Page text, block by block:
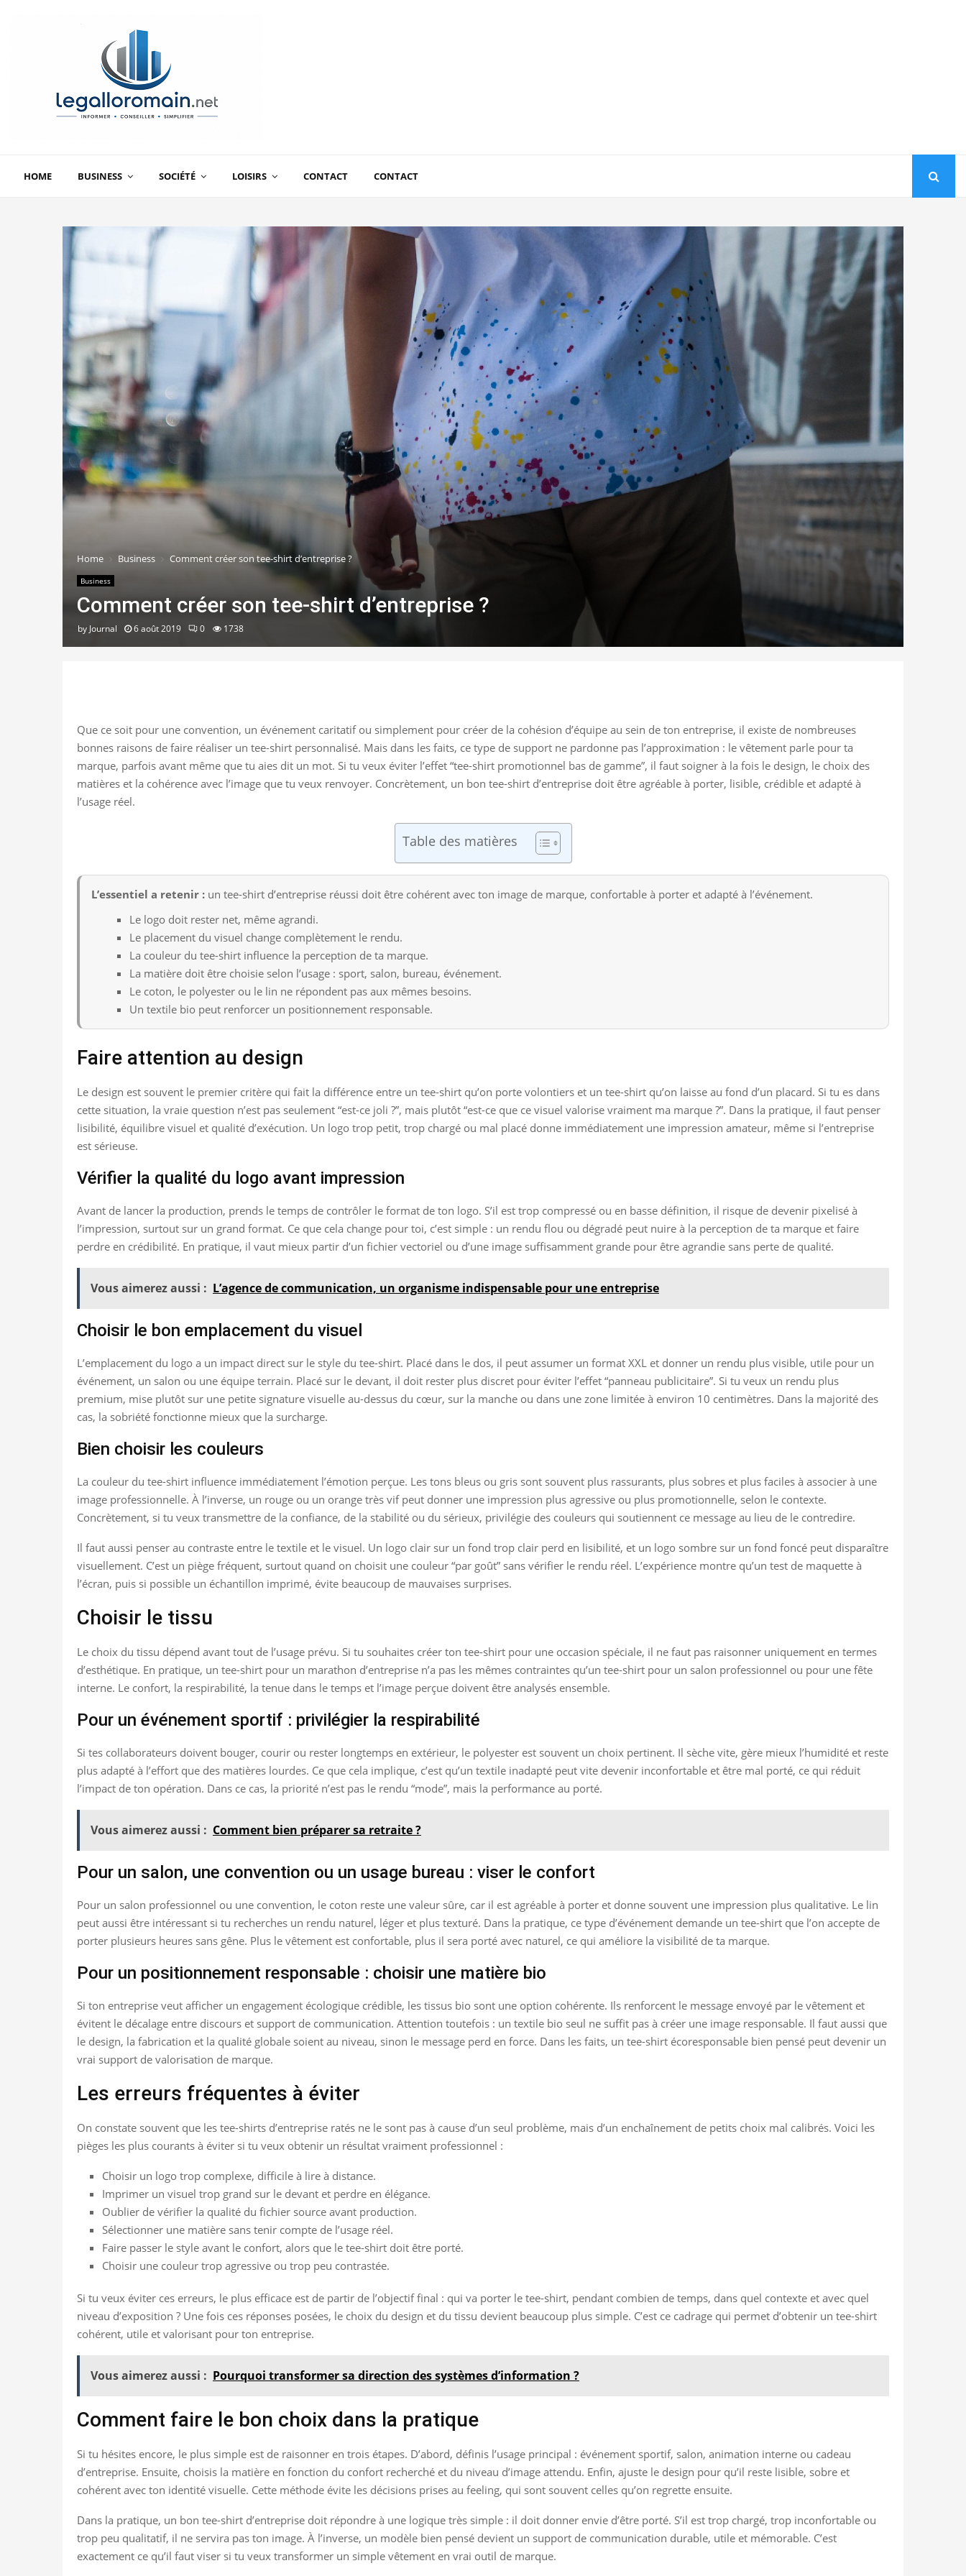
HOME BUSINESS SOCIÉTÉ LOISIRS CONTACT CONTACT
Home Business Comment créer son tee-shirt d’entreprise ?
Business
Comment créer son tee-shirt d’entreprise ?
by Journal 6 août 2019 0 1738
Que ce soit pour une convention, un événement caritatif ou simplement pour créer de la cohésion d’équipe au sein de ton entreprise, il existe de nombreuses
bonnes raisons de faire réaliser un tee-shirt personnalisé. Mais dans les faits, ce type de support ne pardonne pas l’approximation : le vêtement parle pour ta
marque, parfois avant même que tu aies dit un mot. Si tu veux éviter l’effet “tee-shirt promotionnel bas de gamme”, il faut soigner à la fois le design, le choix des
matières et la cohérence avec l’image que tu veux renvoyer. Concrètement, un bon tee-shirt d’entreprise doit être agréable à porter, lisible, crédible et adapté à
l’usage réel.
Table des matières
L’essentiel a retenir : un tee-shirt d’entreprise réussi doit être cohérent avec ton image de marque, confortable à porter et adapté à l’événement.
Le logo doit rester net, même agrandi.
Le placement du visuel change complètement le rendu.
La couleur du tee-shirt influence la perception de ta marque.
La matière doit être choisie selon l’usage : sport, salon, bureau, événement.
Le coton, le polyester ou le lin ne répondent pas aux mêmes besoins.
Un textile bio peut renforcer un positionnement responsable.
Faire attention au design
Le design est souvent le premier critère qui fait la différence entre un tee-shirt qu’on porte volontiers et un tee-shirt qu’on laisse au fond d’un placard. Si tu es dans
cette situation, la vraie question n’est pas seulement “est-ce joli ?”, mais plutôt “est-ce que ce visuel valorise vraiment ma marque ?”. Dans la pratique, il faut penser
lisibilité, équilibre visuel et qualité d’exécution. Un logo trop petit, trop chargé ou mal placé donne immédiatement une impression amateur, même si l’entreprise
est sérieuse.
Vérifier la qualité du logo avant impression
Avant de lancer la production, prends le temps de contrôler le format de ton logo. S’il est trop compressé ou en basse définition, il risque de devenir pixelisé à
l’impression, surtout sur un grand format. Ce que cela change pour toi, c’est simple : un rendu flou ou dégradé peut nuire à la perception de ta marque et faire
perdre en crédibilité. En pratique, il vaut mieux partir d’un fichier vectoriel ou d’une image suffisamment grande pour être agrandie sans perte de qualité.
Vous aimerez aussi : L’agence de communication, un organisme indispensable pour une entreprise
Choisir le bon emplacement du visuel
L’emplacement du logo a un impact direct sur le style du tee-shirt. Placé dans le dos, il peut assumer un format XXL et donner un rendu plus visible, utile pour un
événement, un salon ou une équipe terrain. Placé sur le devant, il doit rester plus discret pour éviter l’effet “panneau publicitaire”. Si tu veux un rendu plus
premium, mise plutôt sur une petite signature visuelle au-dessus du cœur, sur la manche ou dans une zone limitée à environ 10 centimètres. Dans la majorité des
cas, la sobriété fonctionne mieux que la surcharge.
Bien choisir les couleurs
La couleur du tee-shirt influence immédiatement l’émotion perçue. Les tons bleus ou gris sont souvent plus rassurants, plus sobres et plus faciles à associer à une
image professionnelle. À l’inverse, un rouge ou un orange très vif peut donner une impression plus agressive ou plus promotionnelle, selon le contexte.
Concrètement, si tu veux transmettre de la confiance, de la stabilité ou du sérieux, privilégie des couleurs qui soutiennent ce message au lieu de le contredire.
Il faut aussi penser au contraste entre le textile et le visuel. Un logo clair sur un fond trop clair perd en lisibilité, et un logo sombre sur un fond foncé peut disparaître
visuellement. C’est un piège fréquent, surtout quand on choisit une couleur “par goût” sans vérifier le rendu réel. L’expérience montre qu’un test de maquette à
l’écran, puis si possible un échantillon imprimé, évite beaucoup de mauvaises surprises.
Choisir le tissu
Le choix du tissu dépend avant tout de l’usage prévu. Si tu souhaites créer ton tee-shirt pour une occasion spéciale, il ne faut pas raisonner uniquement en termes
d’esthétique. En pratique, un tee-shirt pour un marathon d’entreprise n’a pas les mêmes contraintes qu’un tee-shirt pour un salon professionnel ou pour une fête
interne. Le confort, la respirabilité, la tenue dans le temps et l’image perçue doivent être analysés ensemble.
Pour un événement sportif : privilégier la respirabilité
Si tes collaborateurs doivent bouger, courir ou rester longtemps en extérieur, le polyester est souvent un choix pertinent. Il sèche vite, gère mieux l’humidité et reste
plus adapté à l’effort que des matières lourdes. Ce que cela implique, c’est qu’un textile inadapté peut vite devenir inconfortable et être mal porté, ce qui réduit
l’impact de ton opération. Dans ce cas, la priorité n’est pas le rendu “mode”, mais la performance au porté.
Vous aimerez aussi : Comment bien préparer sa retraite ?
Pour un salon, une convention ou un usage bureau : viser le confort
Pour un salon professionnel ou une convention, le coton reste une valeur sûre, car il est agréable à porter et donne souvent une impression plus qualitative. Le lin
peut aussi être intéressant si tu recherches un rendu naturel, léger et plus texturé. Dans la pratique, ce type d’événement demande un tee-shirt que l’on accepte de
porter plusieurs heures sans gêne. Plus le vêtement est confortable, plus il sera porté avec naturel, ce qui améliore la visibilité de ta marque.
Pour un positionnement responsable : choisir une matière bio
Si ton entreprise veut afficher un engagement écologique crédible, les tissus bio sont une option cohérente. Ils renforcent le message envoyé par le vêtement et
évitent le décalage entre discours et support de communication. Attention toutefois : un textile bio seul ne suffit pas à créer une image responsable. Il faut aussi que
le design, la fabrication et la qualité globale soient au niveau, sinon le message perd en force. Dans les faits, un tee-shirt écoresponsable bien pensé peut devenir un
vrai support de valorisation de marque.
Les erreurs fréquentes à éviter
On constate souvent que les tee-shirts d’entreprise ratés ne le sont pas à cause d’un seul problème, mais d’un enchaînement de petits choix mal calibrés. Voici les
pièges les plus courants à éviter si tu veux obtenir un résultat vraiment professionnel :
Choisir un logo trop complexe, difficile à lire à distance.
Imprimer un visuel trop grand sur le devant et perdre en élégance.
Oublier de vérifier la qualité du fichier source avant production.
Sélectionner une matière sans tenir compte de l’usage réel.
Faire passer le style avant le confort, alors que le tee-shirt doit être porté.
Choisir une couleur trop agressive ou trop peu contrastée.
Si tu veux éviter ces erreurs, le plus efficace est de partir de l’objectif final : qui va porter le tee-shirt, pendant combien de temps, dans quel contexte et avec quel
niveau d’exposition ? Une fois ces réponses posées, le choix du design et du tissu devient beaucoup plus simple. C’est ce cadrage qui permet d’obtenir un tee-shirt
cohérent, utile et valorisant pour ton entreprise.
Vous aimerez aussi : Pourquoi transformer sa direction des systèmes d’information ?
Comment faire le bon choix dans la pratique
Si tu hésites encore, le plus simple est de raisonner en trois étapes. D’abord, définis l’usage principal : événement sportif, salon, animation interne ou cadeau
d’entreprise. Ensuite, choisis la matière en fonction du confort recherché et du niveau d’image attendu. Enfin, ajuste le design pour qu’il reste lisible, sobre et
cohérent avec ton identité visuelle. Cette méthode évite les décisions prises au feeling, qui sont souvent celles qu’on regrette ensuite.
Dans la pratique, un bon tee-shirt d’entreprise doit répondre à une logique très simple : il doit donner envie d’être porté. S’il est trop chargé, trop inconfortable ou
trop peu qualitatif, il ne servira pas ton image. À l’inverse, un modèle bien pensé devient un support de communication durable, utile et mémorable. C’est
exactement ce qu’il faut viser si tu veux transformer un simple vêtement en vrai outil de marque.